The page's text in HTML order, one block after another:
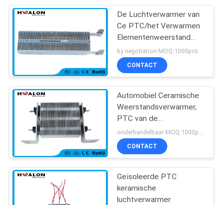
De Luchtverwarmer van
Ce PTC/het Verwarmen
Elementenweerstand
voor Vloer het
Verwarmen Thermostaat
by negotiation MOQ:1000pcs
CONTACT
Automobiel Ceramische
Weerstandsverwarmer,
PTC van de
Autoairconditioning
Straalkachel
CONTACT
Geïsoleerde PTC
keramische
luchtverwarmer